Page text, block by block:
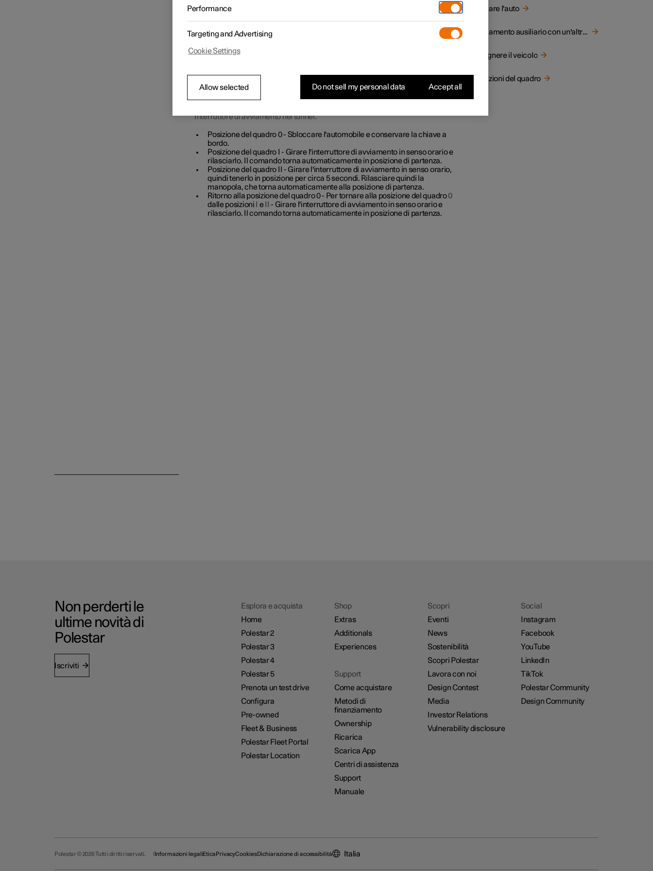
Il quadro dell'automobile può essere portato su diversi livelli/posizioni,
accedendo così a diverse funzioni.
Interruttore di avviamento nel tunnel.
Posizione del quadro 0- Sbloccare l'automobile e conservare la chiave a
bordo.
Posizione del quadro I - Girare l'interruttore di avviamento in senso orario e
rilasciarlo. Il comando torna automaticamente in posizione di partenza.
Posizione del quadro II - Girare l'interruttore di avviamento in senso orario,
quindi tenerlo in posizione percirca 5 secondi. Rilasciare quindi la
manopola, che torna automaticamente alla posizione di partenza.
Ritorno alla posizione del quadro 0- Per tornare alla posizione del quadro0
dalle posizioni I e II - Girare l'interruttore di avviamento in senso orario e
rilasciarlo. Il comando torna automaticamente in posizione di partenza.
Avviare l'auto
Avviamento ausiliario con un'altra batteria
Spegnere il veicolo
Posizioni del quadro
Non perderti le
ultime novità di
Polestar
Iscriviti
Esplora e acquista
Home
Polestar 2
Polestar 3
Polestar 4
Polestar 5
Prenota un test drive
Configura
Pre-owned
Fleet & Business
Polestar Fleet Portal
Polestar Location
Shop
Extras
Additionals
Experiences
Support
Come acquistare
Metodi di
finanziamento
Ownership
Ricarica
Scarica App
Centri di assistenza
Support
Manuale
Scopri
Eventi
News
Sostenibilità
Scopri Polestar
Lavora con noi
Design Contest
Media
Investor Relations
Vulnerability disclosure
Social
Instagram
Facebook
YouTube
LinkedIn
TikTok
Polestar Community
Design Community
Polestar © 2026 Tutti i diritti riservati. Informazioni legaliEticaPrivacyCookiesDichiarazione di accessibilità Italia
Performance
Targeting and Advertising
Cookie Settings
Allow selected Do not sell my personal data Accept all